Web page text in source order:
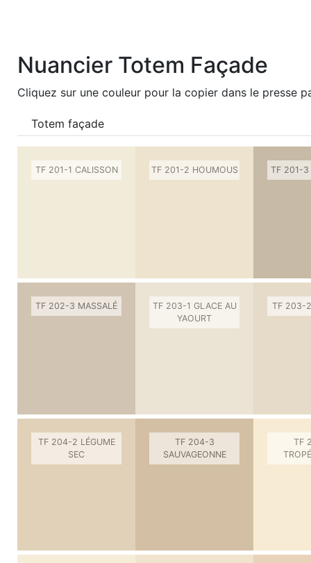
Nuancier Totem Façade
Cliquez sur une couleur pour la copier dans le presse
Totem façade
TF 201-1 CALISSON TF 201-2 HOUMOUS TF 201-3
TF 202-3 MASSALÉ
TF 203-1 GLACE AU
YAOURT
TF 203-2
TF 204-2 LÉGUME
SEC
TF 204-3
SAUVAGEONNE
TF